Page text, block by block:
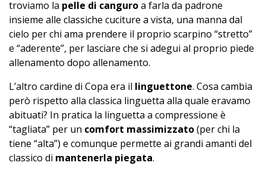
troviamo la pelle di canguroa farla da padrone
insieme alle classiche cuciture a vista, una manna dal
cielo per chi ama prendere il proprio scarpino “stretto”
e “aderente”, per lasciare che si adegui al proprio piede
allenamento dopo allenamento.
L’altro cardine di Copa era il linguettone. Cosa cambia
però rispetto alla classica linguetta alla quale eravamo
abituati? In pratica la linguetta a compressione è
“tagliata” per un comfort massimizzato(per chi la
tiene “alta”) e comunque permette ai grandi amanti del
classico di mantenerla piegata.